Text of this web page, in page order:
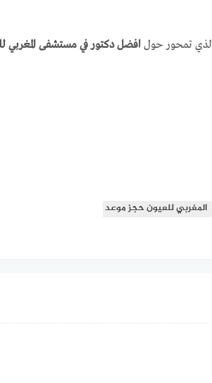
الذي تمحور حول افضل دكتور في مستشفى المغربي
المغربي للعيون حجز موعد